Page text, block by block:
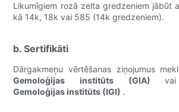
Likumīgiem rozā zelta gredzeniem jābūt
kā 14k, 18k vai 585 (14k gredzeniem).
b. Sertifikāti
Dārgakmeņu vērtēšanas ziņojumus
Gemoloģijas institūts (GIA)
Gemoloģijas institūts (IGI) .